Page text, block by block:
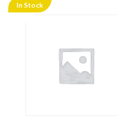
In Stock